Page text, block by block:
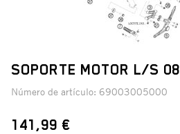
SOPORTE MOTOR L/S 08
Número de artículo: 69003005000
141,99 €